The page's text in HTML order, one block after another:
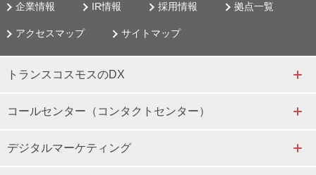
企業情報 IR情報 採用情報 拠点一覧
アクセスマップ サイトマップ
トランスコスモスのDX
コールセンター（コンタクトセンター）
デジタルマーケティング